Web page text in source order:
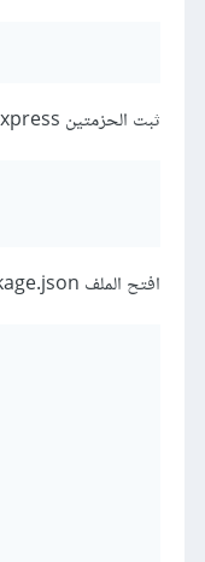
ثبت الحزمتين Express و
افتح الملف package.json باستخدام إحدى محررات النصوص وأضف سكربت البدء